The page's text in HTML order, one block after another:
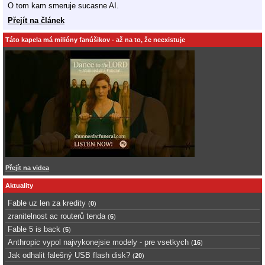
O tom kam smeruje sucasne AI.
Přejít na článek
Táto kapela má milióny fanúšikov - až na to, že neexistuje
Přejít na videa
Aktuality
Fable uz len za kredity (0)
zranitelnost ac routerů tenda (6)
Fable 5 is back (5)
Anthropic vypol najvykonejsie modely - pre vsetkych (16)
Jak odhalit falešný USB flash disk? (20)